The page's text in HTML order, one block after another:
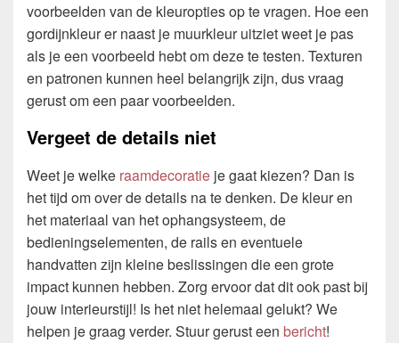
voorbeelden van de kleuropties op te vragen. Hoe een
gordijnkleur er naast je muurkleur uitziet weet je pas
als je een voorbeeld hebt om deze te testen. Texturen
en patronen kunnen heel belangrijk zijn, dus vraag
gerust om een paar voorbeelden.
Vergeet de details niet
Weet je welke raamdecoratie je gaat kiezen? Dan is
het tijd om over de details na te denken. De kleur en
het materiaal van het ophangsysteem, de
bedieningselementen, de rails en eventuele
handvatten zijn kleine beslissingen die een grote
impact kunnen hebben. Zorg ervoor dat dit ook past bij
jouw interieurstijl! Is het niet helemaal gelukt? We
helpen je graag verder. Stuur gerust een bericht!